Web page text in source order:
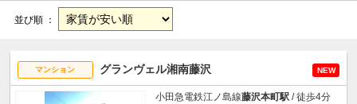
並び順 ：
マンション グランヴェル湘南藤沢 NEW
小田急電鉄江ノ島線藤沢本町駅 / 徒歩4分